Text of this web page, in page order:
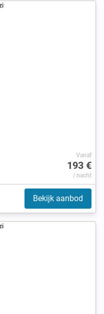
Vanaf
193 €
/ nacht
Bekijk aanbod